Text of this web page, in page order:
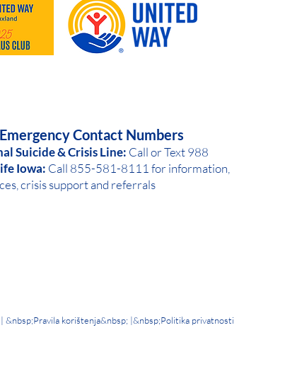
Contact Numbers
Suicide &Crisis Line: Call or Text 988
Iowa: Call 855-581-81 11 for information,
crisis support and referrals
&nbsp;Pravila korištenja&nbsp; |&nbsp;Politika privatnosti